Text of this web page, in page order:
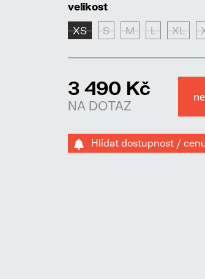
velikost
XS S M L XL
3 490 Kč
NA DOTAZ
Hlídat dostupnost /